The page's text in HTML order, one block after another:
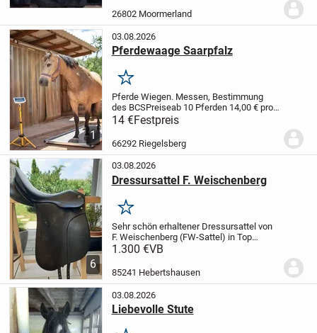
gerne nochmal genau messen. Die ältere
26802 Moormerland
1
03.08.2026
Pferdewaage Saarpfalz
Merken
Pferde Wiegen. Messen, Bestimmung
des BCSPreiseab 10 Pferden 14,00 € pro
Pferd3 bis 9 Pferde 17,00 € pro Pferd
2 Pferde 20,00 € pro Pferd
14 €Festpreis
66292 Riegelsberg
6
03.08.2026
Dressursattel F. Weischenberg
Merken
Sehr schön erhaltener Dressursattel von
F. Weischenberg (FW-Sattel) in Top
Zustand. Der Sattel wurde 1 1/2 Jahre
zeigen auch die Fotos. Sitzfläche 17"
und...
1.300 €VB
85241 Hebertshausen
03.08.2026
Liebevolle Stute